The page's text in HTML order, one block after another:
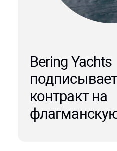
Bering Yachts
контракт на